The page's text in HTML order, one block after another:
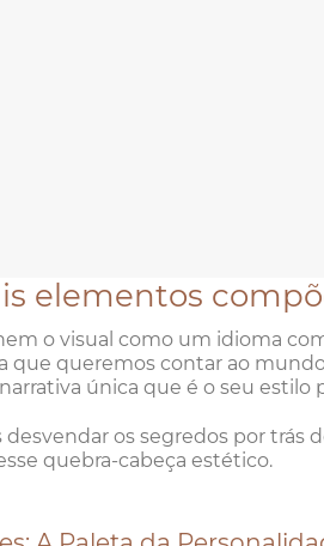
elementos
o visual como um idioma
que queremos contar ao
única que é o seu estilo
desvendar os segredos por trás
quebra-cabeça estético.